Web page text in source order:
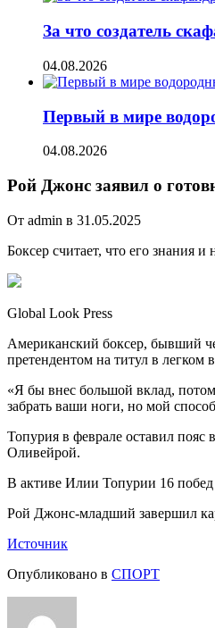
За что создатель
04.08.2026
Первый в мире
04.08.2026
Рой Джонс заявил о
От admin в 31.05.2025
Боксер считает, что его знания
Global Look Press
Американский боксер, бывший
претендентом на титул в легком
«Я бы внес большой вклад,
забрать ваши ноги, но мой
Топурия в феврале оставил пояс
Оливейрой.
В активе Илии Топурии 16
Рой Джонс-младший завершил
Источник
Опубликовано в СПОРТ